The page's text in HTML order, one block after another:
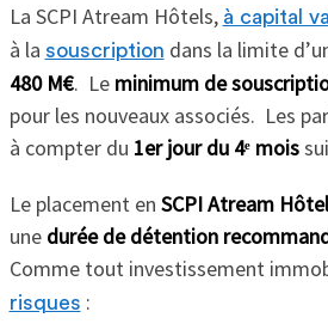
La SCPI Atream Hôtels, à capital
à la souscription dans la limite
480 M€. Le minimum de
pour les nouveaux associés. Les
à compter du 1er jour du 4ᵉ mois
Le placement en SCPI Atream
une durée de détention
Comme tout investissement
risques :